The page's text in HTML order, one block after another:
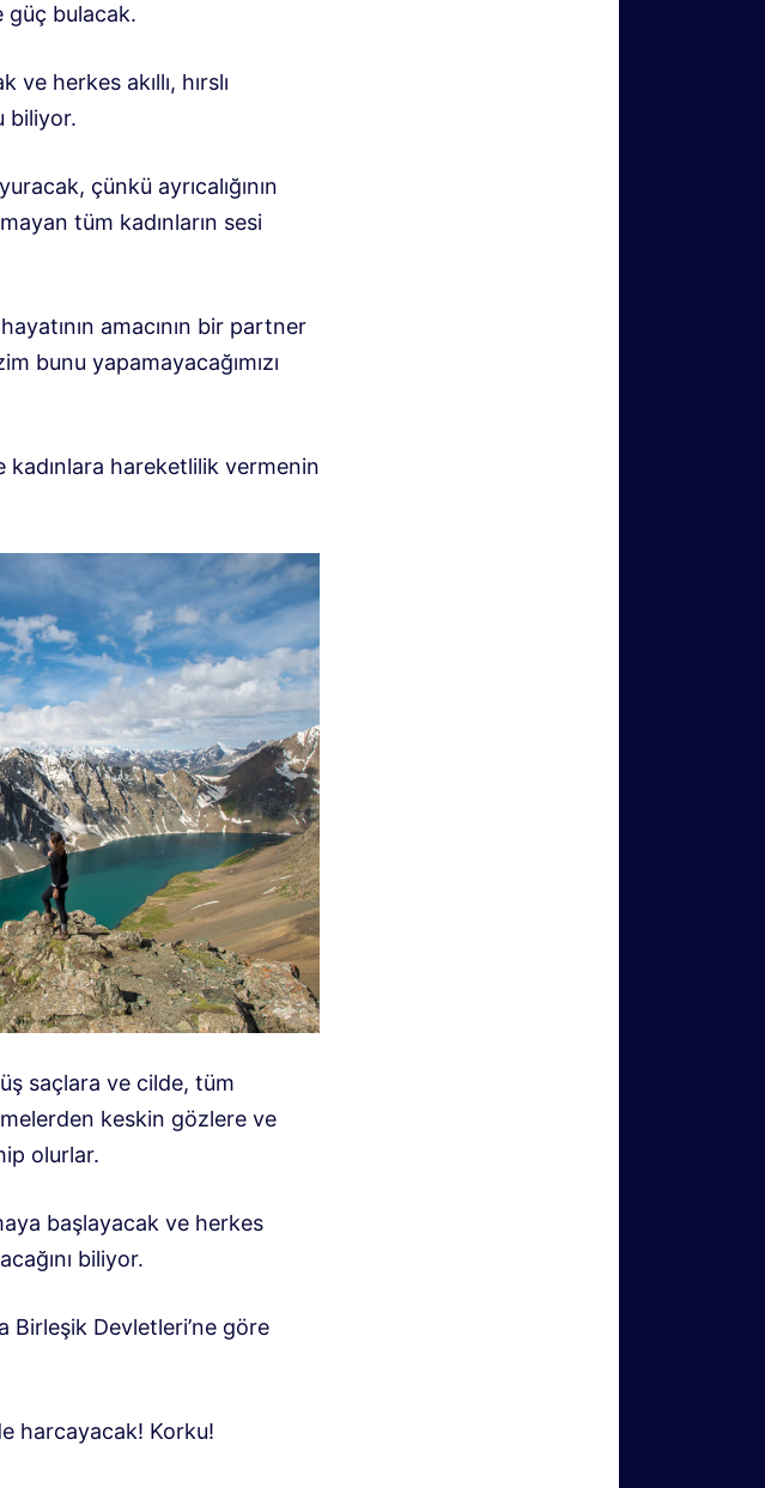
güç bulacak.
herkes akıllı, hırslı
biliyor.
çünkü ayrıcalığının
tüm kadınların sesi
amacının bir partner
bunu yapamayacağımızı
kadınlara hareketlilik vermenin
saçlara ve cilde, tüm
keskin gözlere ve
olurlar.
başlayacak ve herkes
biliyor.
Birleşik Devletleri’ne göre
harcayacak! Korku!